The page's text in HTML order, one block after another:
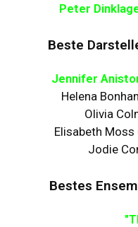
Peter
Beste
Jennifer
Helena
Olivia
Elisabeth Moss
Jodie
Bestes